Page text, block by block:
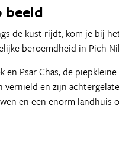
beeld
de kust rijdt, kom je bij
beroemdheid in Pich
en Psar Chas, de
vernield en zijn
en een enorm landhuis